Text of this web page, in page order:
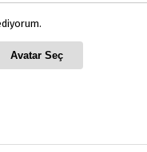
Avatar Seç